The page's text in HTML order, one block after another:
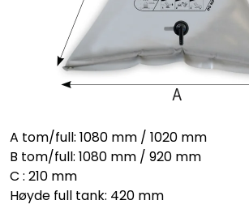
A tom/full: 1080 mm / 1020 mm
B tom/full: 1080 mm / 920 mm
C : 210 mm
Høyde full tank: 420 mm